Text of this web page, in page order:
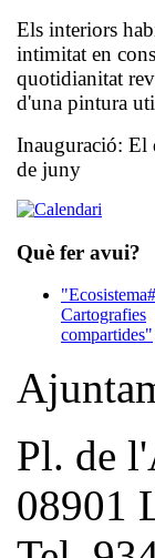
Els interiors
intimitat en
quotidianitat
d'una pintura
Inauguració: El
de juny
Què fer avui?
Cartografies
compartides"
Pl. de
08901